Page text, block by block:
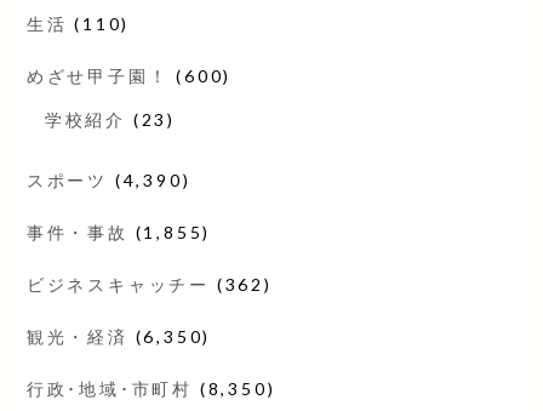
生活 (110)
めざせ甲子園！ (600)
学校紹介 (23)
スポーツ (4,390)
事件・事故 (1,855)
ビジネスキャッチー (362)
観光・経済 (6,350)
行政･地域･市町村 (8,350)